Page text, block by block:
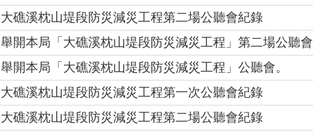
大礁溪枕山堤段防災減災工程第二場公聽會紀錄
舉開本局「大礁溪枕山堤段防災減災工程」第二場公聽會
舉開本局「大礁溪枕山堤段防災減災工程」公聽會。
大礁溪枕山堤段防災減災工程第一次公聽會紀錄
大礁溪枕山堤段防災減災工程第二場公聽會紀錄